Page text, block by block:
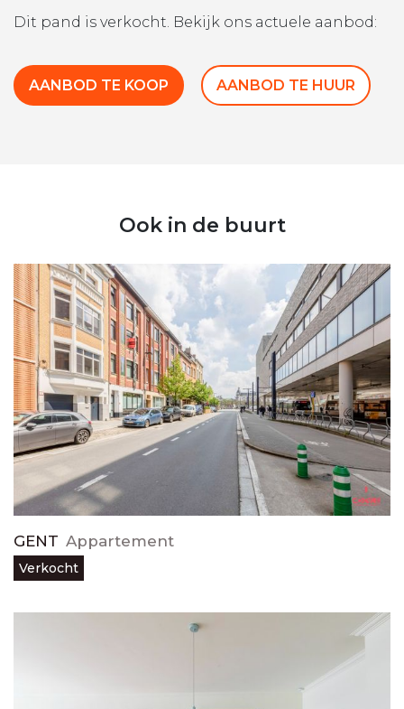
Dit pand is verkocht. Bekijk ons actuele aanbod:
AANBOD TE KOOP AANBOD TE HUUR
Ook in de buurt
GENT Appartement
Verkocht